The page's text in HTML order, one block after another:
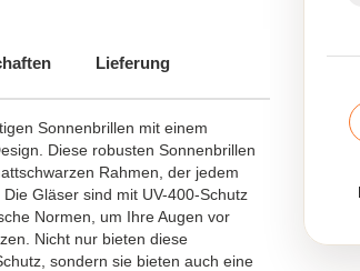
Lieferung
Sonnenbrillen mit einem
Diese robusten Sonnenbrillen
Rahmen, der jedem
Gläser sind mit UV-400-Schutz
Normen, um Ihre Augen vor
Nicht nur bieten diese
sondern sie bieten auch eine